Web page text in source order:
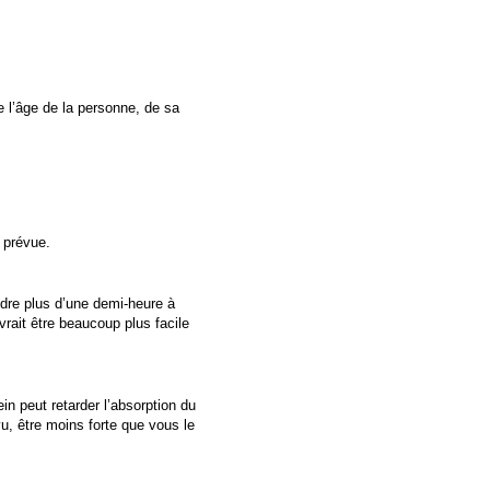
l’âge de la personne, de sa
plus d’une demi-heure à
être beaucoup plus facile
peut retarder l’absorption du
être moins forte que vous le